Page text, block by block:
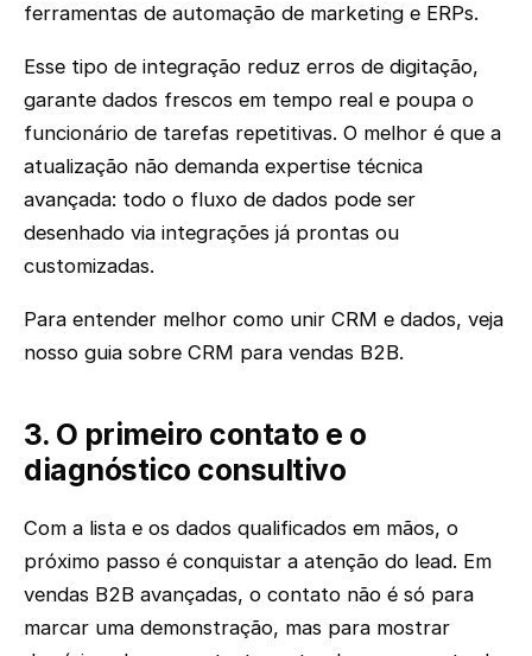
ferramentas de automação de marketing e ERPs.
Esse tipo de integração reduz erros de digitação,
garante dados frescos em tempo real e poupa o
funcionário de tarefas repetitivas. O melhor é que a
atualização não demanda expertise técnica
avançada: todo o fluxo de dados pode ser
desenhado via integrações já prontas ou
customizadas.
Para entender melhor como unir CRM e dados, veja
nosso guia sobre CRM para vendas B2B.
3. O primeiro contato e o
diagnóstico consultivo
Com a lista e os dados qualificados em mãos, o
próximo passo é conquistar a atenção do lead. Em
vendas B2B avançadas, o contato não é só para
marcar uma demonstração, mas para mostrar